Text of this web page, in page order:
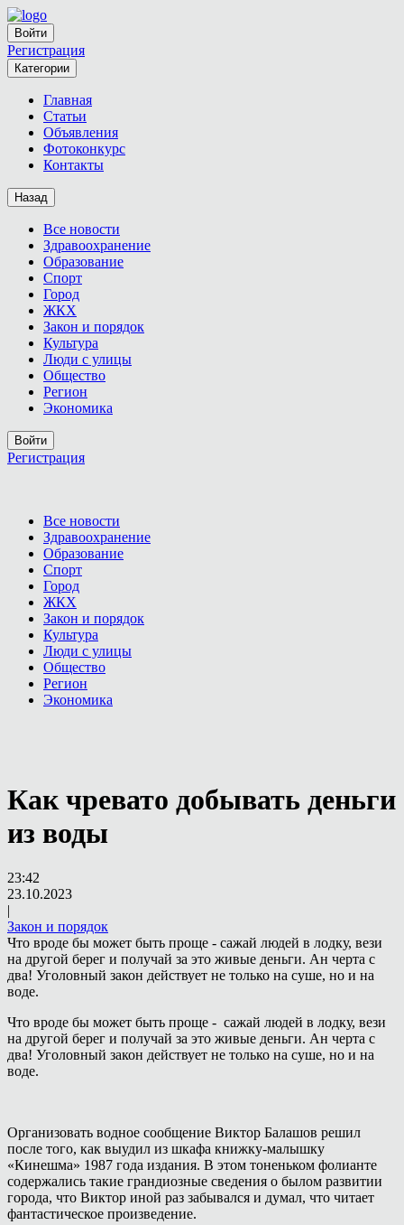
Войти
Регистрация
Категории
Главная
Статьи
Объявления
Фотоконкурс
Контакты
Назад
Все новости
Здравоохранение
Образование
Спорт
Город
ЖКХ
Закон и порядок
Культура
Люди с улицы
Общество
Регион
Экономика
Войти
Регистрация
Все новости
Здравоохранение
Образование
Спорт
Город
ЖКХ
Закон и порядок
Культура
Люди с улицы
Общество
Регион
Экономика
Как чревато добывать деньги
из воды
23:42
23.10.2023
|
Закон и порядок
Что вроде бы может быть проще - сажай людей в лодку, вези
на другой берег и получай за это живые деньги. Ан черта с
два! Уголовный закон действует не только на суше, но и на
воде.
Что вроде бы может быть проще - сажай людей в лодку, вези
на другой берег и получай за это живые деньги. Ан черта с
два! Уголовный закон действует не только на суше, но и на
воде.
Организовать водное сообщение Виктор Балашов решил
после того, как выудил из шкафа книжку-малышку
«Кинешма» 1987 года издания. В этом тоненьком фолианте
содержались такие грандиозные сведения о былом развитии
города, что Виктор иной раз забывался и думал, что читает
фантастическое произведение.